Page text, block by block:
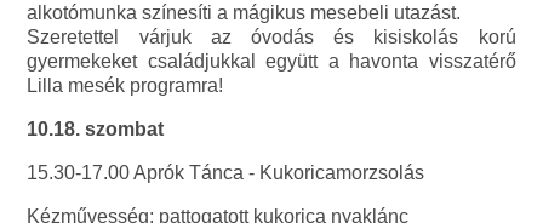
alkotómunka színesíti a mágikus mesebeli utazást.
Szeretettel várjuk az óvodás és kisiskolás korú
gyermekeket családjukkal együtt a havonta visszatérő
Lilla mesék programra!
10.18. szombat
15.30-17.00 Aprók Tánca - Kukoricamorzsolás
Kézművesség: pattogatott kukorica nyaklánc